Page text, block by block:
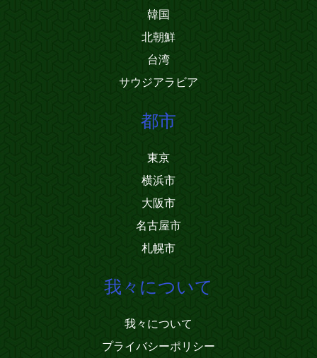
韓国
北朝鮮
台湾
サウジアラビア
都市
東京
横浜市
大阪市
名古屋市
札幌市
我々について
我々について
プライバシーポリシー